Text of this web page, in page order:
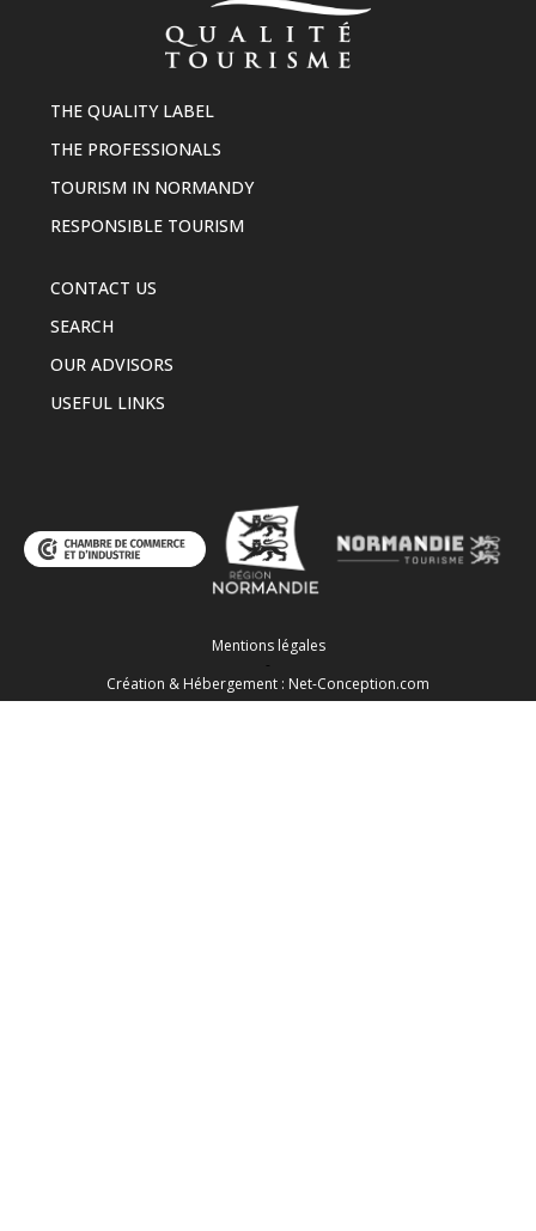
THE QUALITY LABEL
THE PROFESSIONALS
TOURISM IN NORMANDY
RESPONSIBLE TOURISM
CONTACT US
SEARCH
OUR ADVISORS
USEFUL LINKS
Mentions légales
-
Création & Hébergement : Net-Conception.com